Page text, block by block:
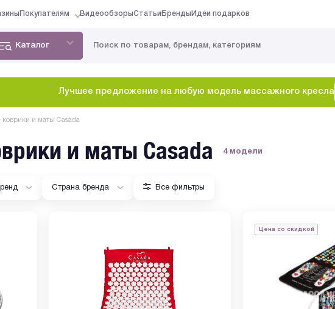
Покупателям ВидеообзорыСтатьи Бренды Идеи подарков
Каталог
Лучшее предложение на любую модель массажного кресла
и маты Casada
и маты Casada 4 модели
Страна бренда Все фильтры
Цена со скидкой